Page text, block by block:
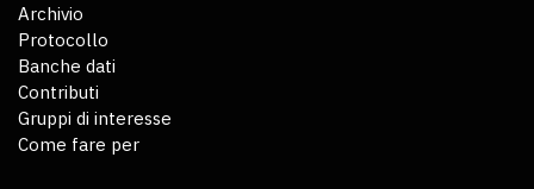
Archivio
Protocollo
Banche dati
Contributi
Gruppi di interesse
Come fare per